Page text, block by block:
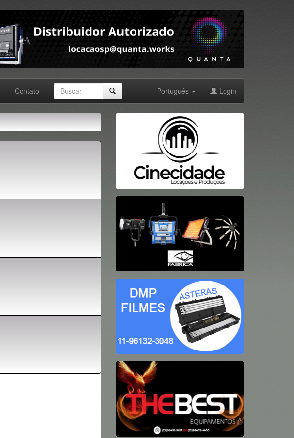
Contato Português Login